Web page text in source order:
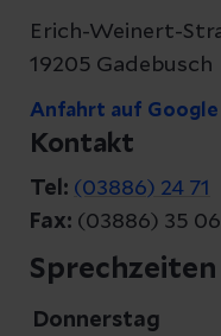
Erich-Weinert-
19205 Gadebusch
Anfahrt auf Google
Kontakt
Tel: (03886) 24 71
Fax: (03886) 35
Sprechzeiten
Donnerstag